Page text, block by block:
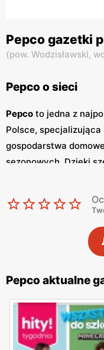
Pepco gazetki
(pow. Wodzisławski,
Pepco o sieci
Pepco to jedna z
Polsce, specjalizująca
gospodarstwa
sezonowych. Dzięki
klientów w kraju.
zapewnienieniskich
są dostępne dla
kluczowych
regularnie wydawane
publikowane co dwa
bogaty wybór
temu klienci mogą
promocjami
i
zakupów w sposób
Pepco aktualne